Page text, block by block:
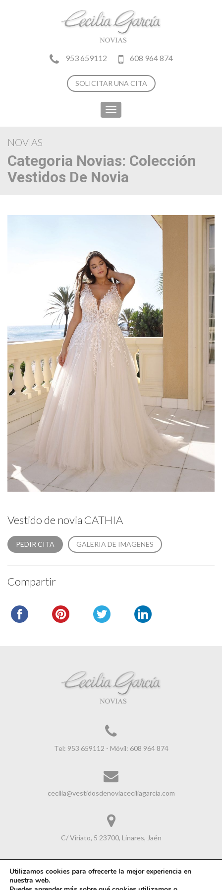
953 659112 608 964 874
SOLICITAR UNA CITA
Toggle
navigation
NOVIAS
Categoria Novias: Colección
Vestidos De Novia
Vestido de novia CATHIA
PEDIR CITA GALERIA DE IMAGENES
Compartir
Tel: 953 659112 - Móvil: 608 964 874
cecilia@vestidosdenoviaceciliagarcia.com
C/ Viriato, 5 23700, Linares, Jaén
Avisol Legal
Utilizamos cookies para ofrecerte la mejor experiencia en
nuestra web.